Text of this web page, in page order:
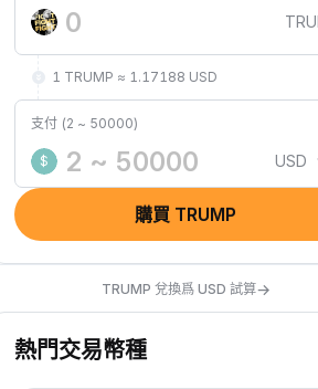
1 TRUMP ≈ 1.17188 USD
支付 (2 ~ 50000)
$ USD
購買 TRUMP
TRUMP 兌換爲 USD 試算→
熱門交易幣種